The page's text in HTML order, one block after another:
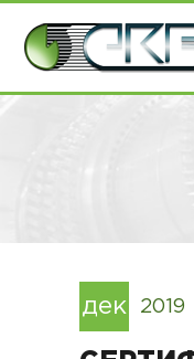
дек 2019